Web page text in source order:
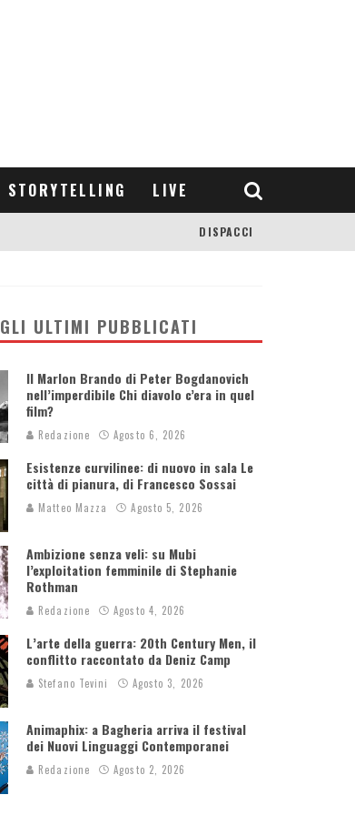
STORYTELLING LIVE
DISPACCI
GLI ULTIMI PUBBLICATI
Il Marlon Brando di Peter Bogdanovich
nell’imperdibile Chi diavolo c’era in quel
film?
Redazione Agosto 6, 2026
Esistenze curvilinee: di nuovo in sala Le
città di pianura, di Francesco Sossai
Matteo Mazza Agosto 5, 2026
Ambizione senza veli: su Mubi
l’exploitation femminile di Stephanie
Rothman
Redazione Agosto 4, 2026
L’arte della guerra: 20th Century Men, il
conflitto raccontato da Deniz Camp
Stefano Tevini Agosto 3, 2026
Animaphix: a Bagheria arriva il festival
dei Nuovi Linguaggi Contemporanei
Redazione Agosto 2, 2026